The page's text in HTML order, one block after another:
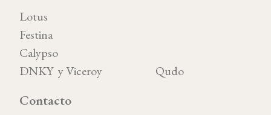
Lotus
Festina
Calypso
DNKY y Viceroy Qudo
Contacto